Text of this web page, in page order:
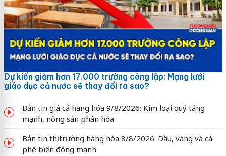
Dự kiến giảm hơn 17.000 trường công lập: Mạng lưới
giáo dục cả nước sẽ thay đổi ra sao?
Bản tin giá cả hàng hóa 9/8/2026: Kim loại quý tăng
mạnh, nông sản phân hóa
Bản tin thị trường hàng hóa 8/8/2026: Dầu, vàng và cà
phê biến động mạnh